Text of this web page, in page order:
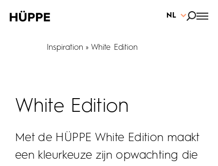
NL
Inspiration White Edition
White Edition
Met de HÜPPE White Edition maakt
een kleurkeuze zijn opwachting die